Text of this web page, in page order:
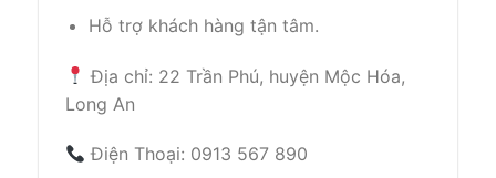
Hỗ trợ khách hàng tận tâm.
Địa chỉ: 22 Trần Phú, huyện Mộc Hóa,
Long An
Điện Thoại: 0913 567 890